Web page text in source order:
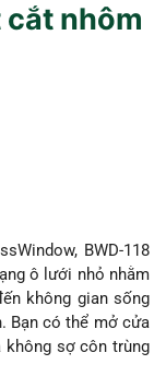
nhôm
BWD-118
ô lưới nhỏ nhằm
không gian sống
Bạn có thể mở cửa
không sợ côn trùng